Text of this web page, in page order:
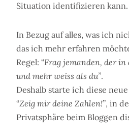
Situation identifizieren kann.
In Bezug auf alles, was ich
das ich mehr erfahren
Regel: “Frag jemanden, der
und mehr weiss als du”.
Deshalb starte ich diese
“Zeig mir deine Zahlen!”, in
Privatsphäre beim Bloggen